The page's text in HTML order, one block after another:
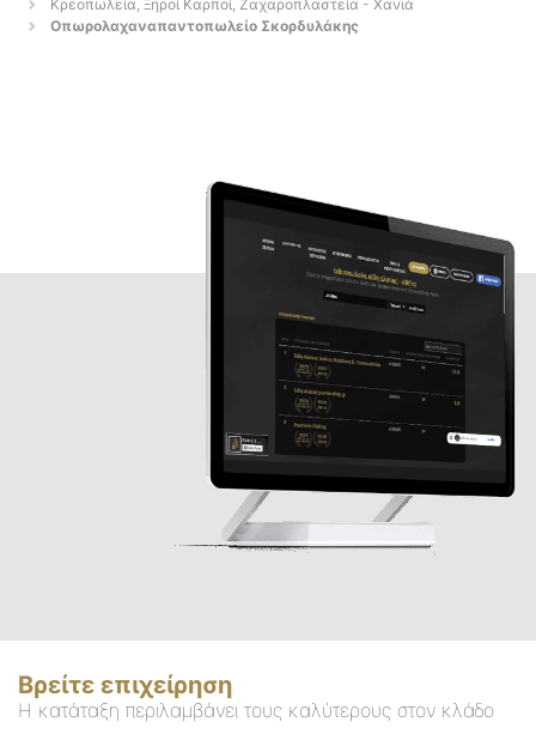
Κρεοπωλεία, Ξηροί Καρποί, Ζαχαροπλαστεία - Χανιά
Οπωρολαχαναπαντοπωλείο Σκορδυλάκης
Βρείτε επιχείρηση
Η κατάταξη περιλαμβάνει τους καλύτερους στον κλάδο